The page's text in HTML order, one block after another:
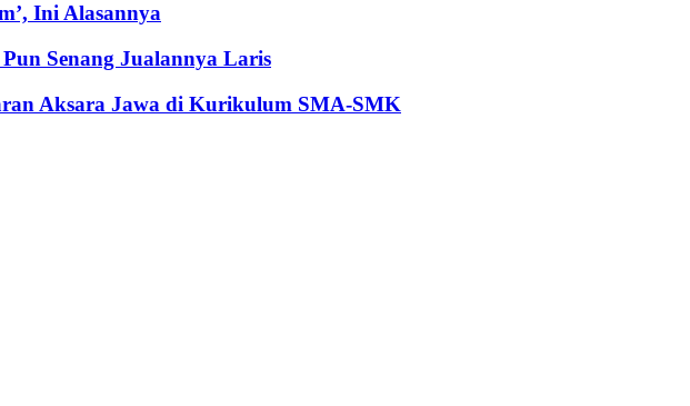
Ini Alasannya
Senang Jualannya Laris
Aksara Jawa di Kurikulum SMA-SMK